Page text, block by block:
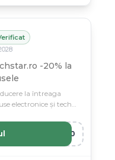
-20% la
la întreaga
electronice și tech
R20